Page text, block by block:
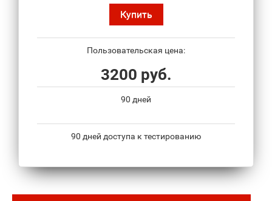
Купить
Пользовательская цена:
3200 руб.
90 дней
90 дней доступа к тестированию